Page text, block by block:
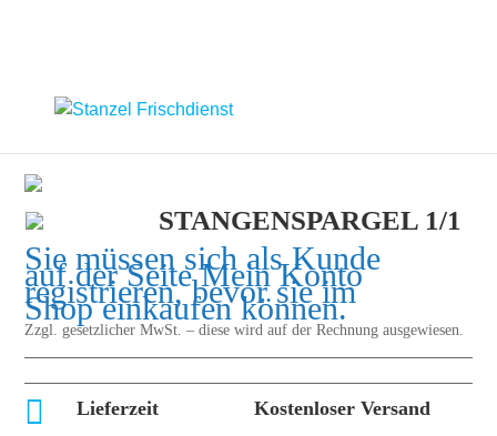
STANGENSPARGEL 1/1
Sie müssen sich als Kunde
auf der SeiteMein Konto
registrieren, bevor sie im
Shop einkaufen können.
Zzgl. gesetzlicher MwSt. – diese wird auf der Rechnung ausgewiesen.
 Lieferzeit Kostenloser Versand